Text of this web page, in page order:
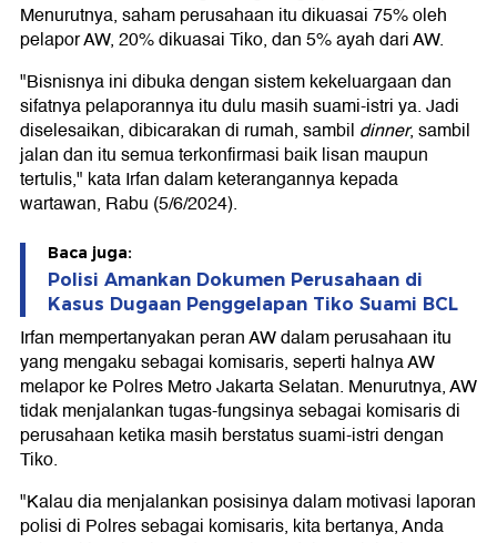
Menurutnya, saham perusahaan itu dikuasai 75% oleh
pelapor AW, 20% dikuasai Tiko, dan 5% ayah dari AW.
"Bisnisnya ini dibuka dengan sistem kekeluargaan dan
sifatnya pelaporannya itu dulu masih suami-istri ya. Jadi
diselesaikan, dibicarakan di rumah, sambil dinner, sambil
jalan dan itu semua terkonfirmasi baik lisan maupun
tertulis," kata Irfan dalam keterangannya kepada
wartawan, Rabu (5/6/2024).
Baca juga:
Polisi Amankan Dokumen Perusahaan di
Kasus Dugaan Penggelapan Tiko Suami BCL
Irfan mempertanyakan peran AW dalam perusahaan itu
yang mengaku sebagai komisaris, seperti halnya AW
melapor ke Polres Metro Jakarta Selatan. Menurutnya, AW
tidak menjalankan tugas-fungsinya sebagai komisaris di
perusahaan ketika masih berstatus suami-istri dengan
Tiko.
"Kalau dia menjalankan posisinya dalam motivasi laporan
polisi di Polres sebagai komisaris, kita bertanya, Anda